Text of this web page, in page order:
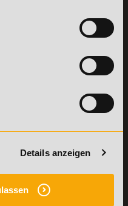
Details anzeigen
Weiterbildungen
LEHRGÄNGE
Fitnesstrainer A-
Fernlehrgang
Ernährungsberater
Personal Trainer
Personal Coach
werden
Mentaltrainer